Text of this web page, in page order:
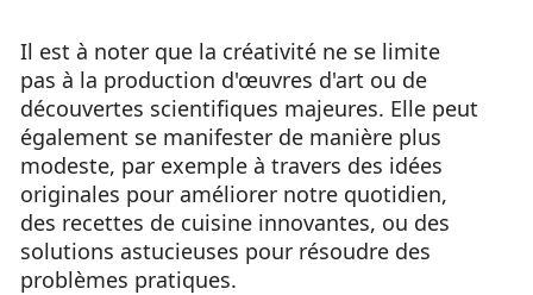
Il est à noter que la créativité ne se limite
pas à la production d'œuvres d'art ou de
découvertes scientifiques majeures. Elle peut
également se manifester de manière plus
modeste, par exemple à travers des idées
originales pour améliorer notre quotidien,
des recettes de cuisine innovantes, ou des
solutions astucieuses pour résoudre des
problèmes pratiques.